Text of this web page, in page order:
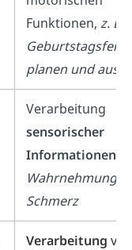
Funktionen, z. B.:
Geburtstagsfeier
planen und
Verarbeitung
sensorischer
Informationen
Wahrnehmung
Schmerz
Verarbeitung v